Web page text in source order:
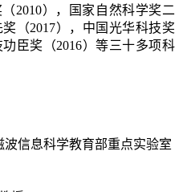
（2010），国家自然科学奖二
（2017），中国光华科技奖
臣奖（2016）等三十多项科
波信息科学教育部重点实验室